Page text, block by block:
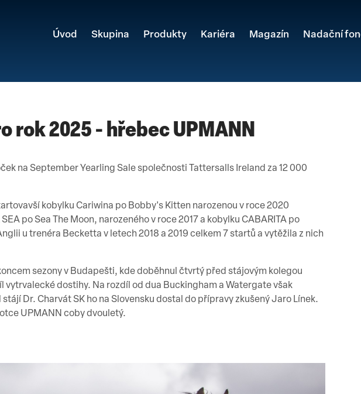
Úvod Skupina Produkty Kariéra Magazín Nadační
rok 2025 - hřebec UPMANN
na September Yearling Sale společnosti Tattersalls Ireland za 12 000
kobylku Cariwina po Bobby's Kitten narozenou v roce 2020
po Sea The Moon, narozeného v roce 2017 a kobylku CABARITA po
u trenéra Becketta v letech 2018 a 2019 celkem 7 startů a vytěžila z nich
sezony v Budapešti, kde doběhnul čtvrtý před stájovým kolegou
vytrvalecké dostihy. Na rozdíl od dua Buckingham a Watergate však
Dr. Charvát SK ho na Slovensku dostal do přípravy zkušený Jaro Línek.
UPMANN coby dvouletý.